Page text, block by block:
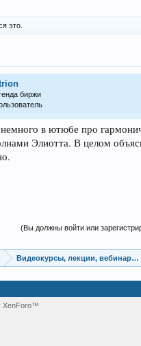
это.
биржи
в ютюбе про
Элиотта. В целом
(Вы должны войти или
Видеокурсы, лекции, вебинары,
XenForo™